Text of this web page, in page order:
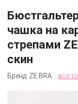
чашка на
стрепами
скин
Бренд: ZE:BRA все